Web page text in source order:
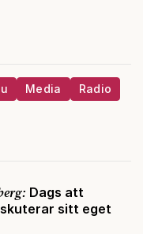
Media Radio
Dags att
sitt eget